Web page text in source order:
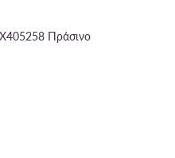
Πράσινο